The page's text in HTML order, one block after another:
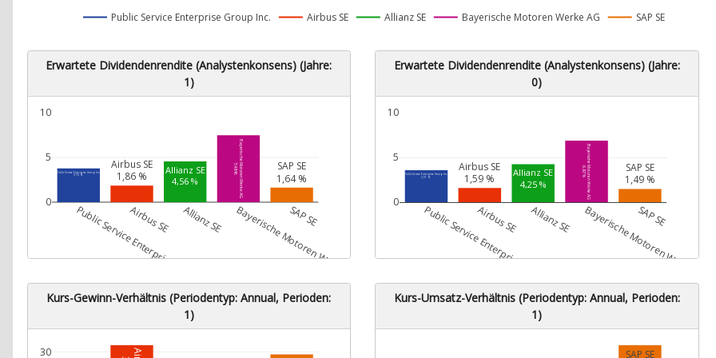
Public Service Enterprise Group Inc. Airbus SE Allianz SE Bayerische Motoren Werke AG SAP SE
Erwartete Dividendenrendite (Analystenkonsens) (Jahre:
1)
Public Service Enterprise Group Inc.
3,78 %
Airbus SE
1,86 %
Allianz SE
4,56 %
Bayerische Motoren Werke AG
7,48 % SAP SE
1,64 %
Public Service Enterprise Group Inc.
Airbus SE Allianz SE Bayerische Motoren Werke AG
SAP SE
0
5
10
Erwartete Dividendenrendite (Analystenkonsens) (Jahre:
0)
Public Service Enterprise Group Inc.
3,57 %
Airbus SE
1,59 % Allianz SE
4,25 % Bayerische Motoren Werke AG
6,87 % SAP SE
1,49 %
Public Service Enterprise Group Inc.
Airbus SE Allianz SE Bayerische Motoren Werke AG
SAP SE
0
5
10
Kurs-Gewinn-Verhältnis (Periodentyp: Annual, Perioden:
1)
30
Kurs-Umsatz-Verhältnis (Periodentyp: Annual, Perioden:
1)
SAP SE